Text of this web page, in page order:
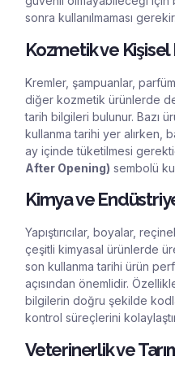
sonra kullanılmaması gerekir.
Kozmetik ve Kişisel
Kremler, şampuanlar,
diğer kozmetik ürünlerde
tarih bilgileri bulunur. Bazı
kullanma tarihi yer alırken,
ay içinde tüketilmesi
After Opening) sembolü
Kimya ve
Yapıştırıcılar, boyalar,
çeşitli kimyasal ürünlerde
son kullanma tarihi ürün
açısından önemlidir.
bilgilerin doğru şekilde
kontrol süreçlerini
Veterinerlik ve